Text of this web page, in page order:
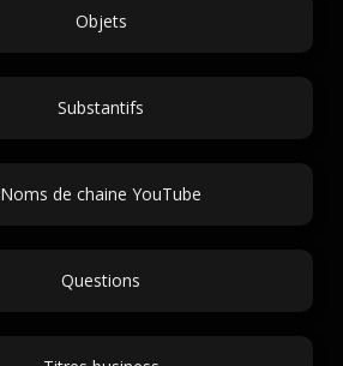
Objets
Substantifs
Noms de chaine YouTube
Questions